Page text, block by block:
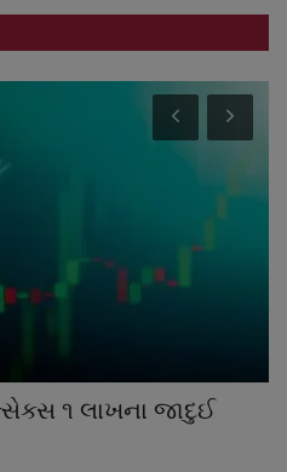
૧ લાખના જાદુઈ